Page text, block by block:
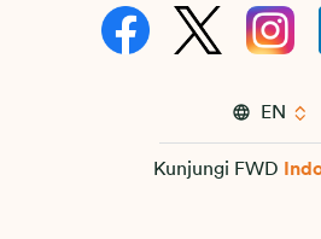
EN
Kunjungi FWD